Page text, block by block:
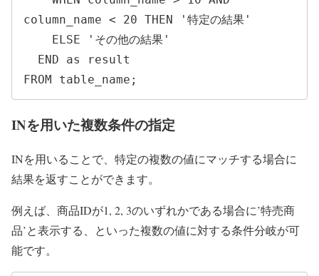
column_name < 20 THEN '特定の結果'
FROM table_name;
INを用いた複数条件の指定
INを用いることで、特定の複数の値にマッチする場合に
結果を返すことができます。
例えば、商品IDが1, 2, 3のいずれかである場合に’特売商
品’と表示する、といった複数の値に対する条件分岐が可
能です。